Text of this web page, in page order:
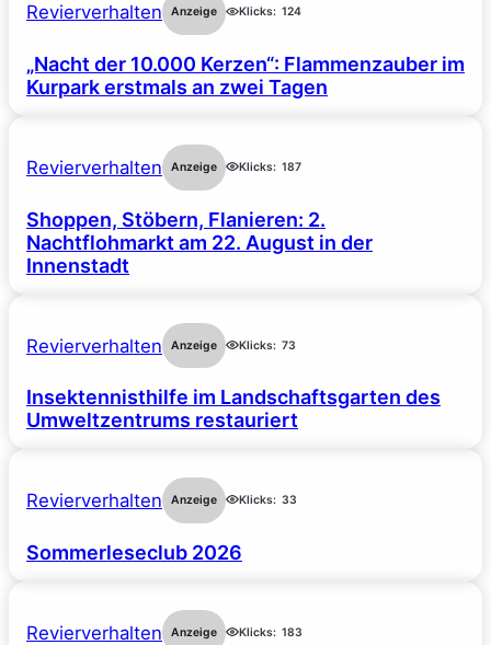
Revierverhalten Anzeige Klicks: 124
„Nacht der 10.000 Kerzen“: Flammenzauber im
Kurpark erstmals an zwei Tagen
Revierverhalten Anzeige Klicks: 187
Shoppen, Stöbern, Flanieren: 2.
Nachtflohmarkt am 22. August in der
Innenstadt
Revierverhalten Anzeige Klicks: 73
Insektennisthilfe im Landschaftsgarten des
Umweltzentrums restauriert
Revierverhalten Anzeige Klicks: 33
Sommerleseclub 2026
Revierverhalten Anzeige Klicks: 183